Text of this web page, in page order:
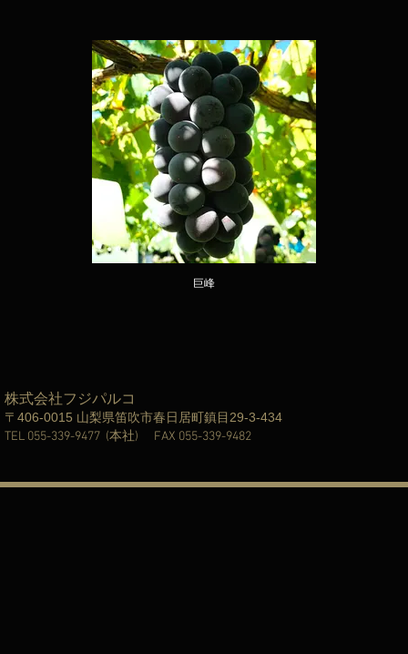
巨峰
株式会社フジパルコ
〒406-001 5 山梨県笛吹市春日居町鎮目29-3-434
TEL 055-339-9477 (本社) FAX 055-339-9482